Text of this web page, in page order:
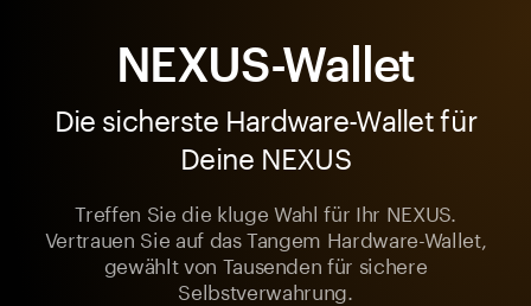
NEXUS-Wallet
Die sicherste Hardware-Wallet für
Deine NEXUS
Treffen Sie die kluge Wahl für Ihr NEXUS.
Vertrauen Sie auf das Tangem Hardware-Wallet,
gewählt von Tausenden für sichere
Selbstverwahrung.